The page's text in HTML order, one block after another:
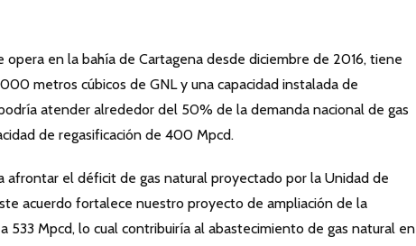
opera en la bahía de Cartagena desde diciembre de 2016, tiene
metros cúbicos de GNL y una capacidad instalada de
atender alrededor del 50% de la demanda nacional de gas
de regasificación de 400 Mpcd.
afrontar el déficit de gas natural proyectado por la Unidad de
acuerdo fortalece nuestro proyecto de ampliación de la
533 Mpcd, lo cual contribuiría al abastecimiento de gas natural en